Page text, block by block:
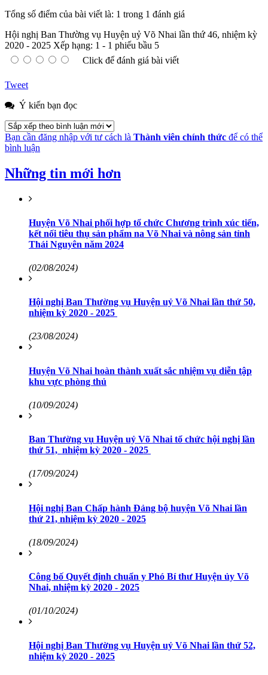
Tổng số điểm của bài viết là: 1 trong 1 đánh giá
Hội nghị Ban Thường vụ Huyện uỷ Võ Nhai lần thứ 46, nhiệm kỳ
2020 - 2025 Xếp hạng: 1 - 1 phiếu bầu 5
Click để đánh giá bài viết
Tweet
Ý kiến bạn đọc
Bạn cần đăng nhập với tư cách là Thành viên chính thức để có thể
bình luận
Những tin mới hơn
Huyện Võ Nhai phối hợp tổ chức Chương trình xúc tiến,
kết nối tiêu thụ sản phẩm na Võ Nhai và nông sản tỉnh
Thái Nguyên năm 2024
(02/08/2024)
Hội nghị Ban Thường vụ Huyện uỷ Võ Nhai lần thứ 50,
nhiệm kỳ 2020 - 2025
(23/08/2024)
Huyện Võ Nhai hoàn thành xuất sắc nhiệm vụ diễn tập
khu vực phòng thủ
(10/09/2024)
Ban Thường vụ Huyện uỷ Võ Nhai tổ chức hội nghị lần
thứ 51, nhiệm kỳ 2020 - 2025
(17/09/2024)
Hội nghị Ban Chấp hành Đảng bộ huyện Võ Nhai lần
thứ 21, nhiệm kỳ 2020 - 2025
(18/09/2024)
Công bố Quyết định chuẩn y Phó Bí thư Huyện ủy Võ
Nhai, nhiệm kỳ 2020 - 2025
(01/10/2024)
Hội nghị Ban Thường vụ Huyện uỷ Võ Nhai lần thứ 52,
nhiệm kỳ 2020 - 2025